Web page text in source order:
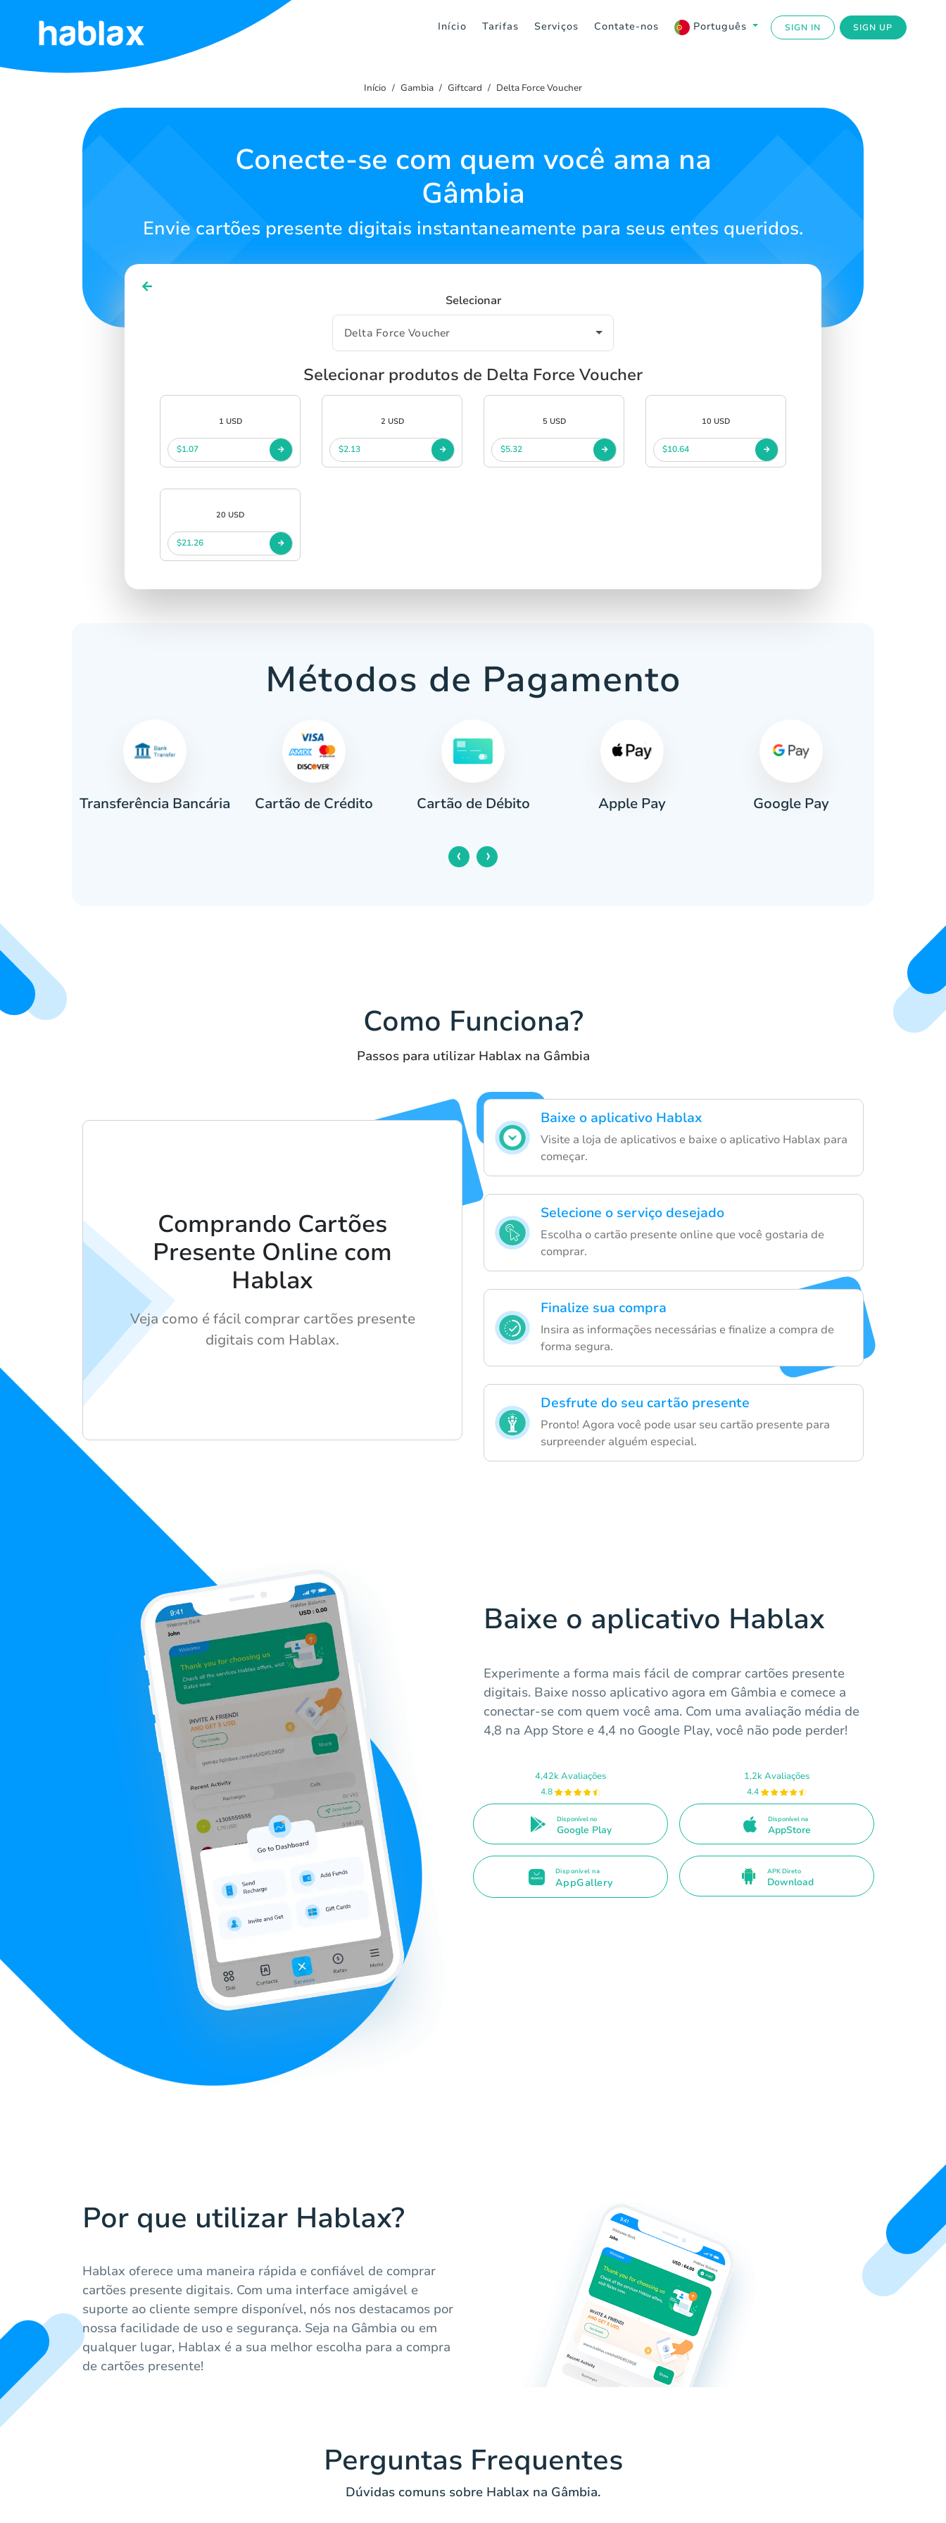
Início Tarifas Serviços Contate-nos Português SIGN IN SIGN UP
Início
Início Gambia Giftcard Delta Force Voucher
Conecte-se com quem você ama na
Gâmbia
Envie cartões presente digitais instantaneamente para seus entes queridos.
Selecionar
Selecionar produtos de Delta Force Voucher
1 USD
$1.07
2 USD
$2.13
5 USD
$5.32
10 USD
$10.64
20 USD
$21.26
Métodos de Pagamento
Transferência Bancária Cartão de Crédito Cartão de Débito Apple Pay Google Pay
‹ ›
Como Funciona?
Passos para utilizar Hablax na Gâmbia
Baixe o aplicativo Hablax
Visite a loja de aplicativos e baixe o aplicativo Hablax para
começar.
Selecione o serviço desejado
Escolha o cartão presente online que você gostaria de
comprar.
Finalize sua compra
Insira as informações necessárias e finalize a compra de
forma segura.
Desfrute do seu cartão presente
Pronto! Agora você pode usar seu cartão presente para
surpreender alguém especial.
Comprando Cartões
Presente Online com
Hablax
Veja como é fácil comprar cartões presente
digitais com Hablax.
Baixe o aplicativo Hablax
Experimente a forma mais fácil de comprar cartões presente
digitais. Baixe nosso aplicativo agora em Gâmbia e comece a
conectar-se com quem você ama. Com uma avaliação média de
4,8 na App Store e 4,4 no Google Play, você não pode perder!
4,42k Avaliações
4.8
Disponível no
Google Play
1,2k Avaliações
4.4
Disponível na
AppStore
Disponível na
AppGallery
APK Direto
Download
Por que utilizar Hablax?
Hablax oferece uma maneira rápida e confiável de comprar
cartões presente digitais. Com uma interface amigável e
suporte ao cliente sempre disponível, nós nos destacamos por
nossa facilidade de uso e segurança. Seja na Gâmbia ou em
qualquer lugar, Hablax é a sua melhor escolha para a compra
de cartões presente!
Perguntas Frequentes
Dúvidas comuns sobre Hablax na Gâmbia.